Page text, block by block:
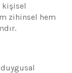
kişisel
zihinsel hem